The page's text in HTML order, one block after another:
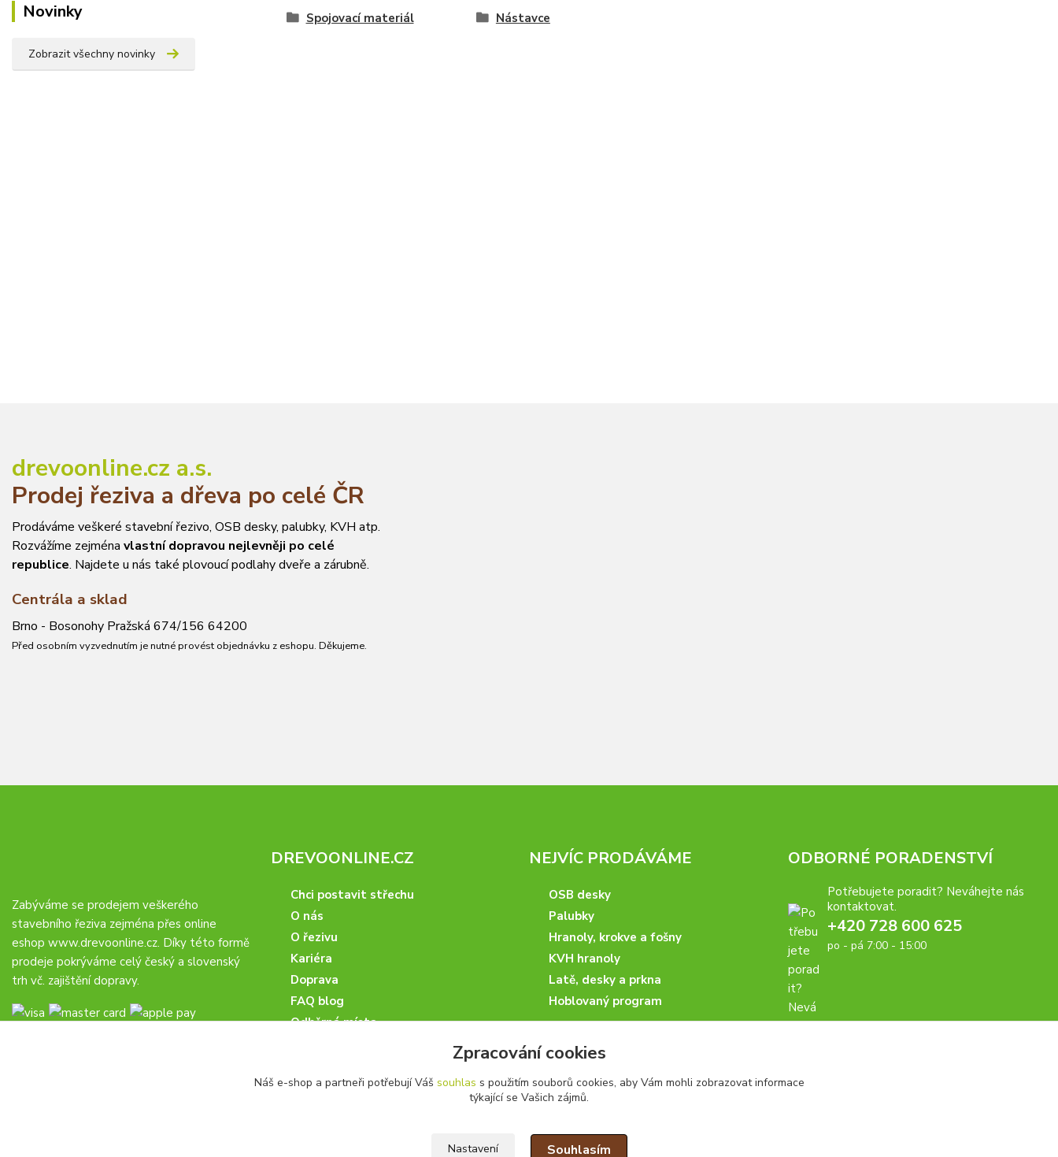
Novinky
Zobrazit všechny novinky
Spojovací materiál Nástavce
drevoonline.cz a.s.
Prodej řeziva a dřeva po celé ČR
Prodáváme veškeré stavební řezivo, OSB desky, palubky, KVH atp.
Rozvážíme zejména vlastní dopravou nejlevněji po celé
republice. Najdete u nás také plovoucí podlahy dveře a zárubně.
Centrála a sklad
Brno - Bosonohy Pražská 674/156 64200
Před osobním vyzvednutím je nutné provést objednávku z eshopu. Děkujeme.
Zabýváme se prodejem veškerého
stavebního řeziva zejména přes online
eshop www.drevoonline.cz. Díky této formě
prodeje pokrýváme celý český a slovenský
trh vč. zajištění dopravy.
DREVOONLINE.CZ
Chci postavit střechu
O nás
O řezivu
Kariéra
Doprava
FAQ blog
Odběrná místa
Obchodní partneři
NEJVÍC PRODÁVÁME
OSB desky
Palubky
Hranoly, krokve a fošny
KVH hranoly
Latě, desky a prkna
Hoblovaný program
ODBORNÉ PORADENSTVÍ
Potřebujete poradit? Neváhejte nás
kontaktovat.
+420 728 600 625
po - pá 7:00 - 15:00
Zpracování cookies
Náš e-shop a partneři potřebují Váš souhlas s použitím souborů cookies, aby Vám mohli zobrazovat informace
týkající se Vašich zájmů.
Nastavení Souhlasím